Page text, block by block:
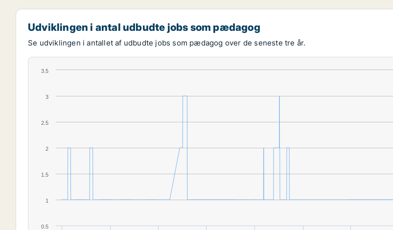
Udviklingen i antal udbudte jobs som pædagog
Se udviklingen i antallet af udbudte jobs som pædagog over de seneste tre år.
0.5
1
1.5
2
2.5
3
3.5